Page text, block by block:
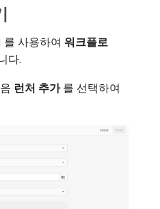
​를 사용하여 워크플로
다.
런처 추가​를 선택하여